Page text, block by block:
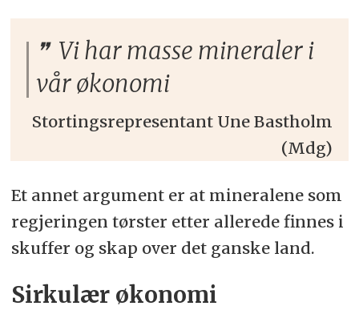
Vi har masse mineraler i
vår økonomi
Stortingsrepresentant Une Bastholm
(Mdg)
Et annet argument er at mineralene som
regjeringen tørster etter allerede finnes i
skuffer og skap over det ganske land.
Sirkulær økonomi